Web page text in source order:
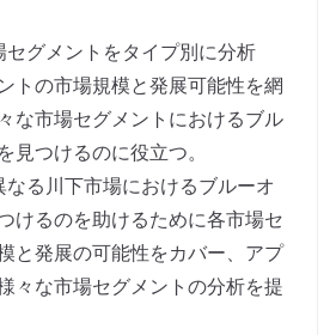
グメントをタイプ別に分析
トの市場規模と発展可能性を網
な市場セグメントにおけるブル
見つけるのに役立つ。
る川下市場におけるブルーオ
けるのを助けるために各市場セ
と発展の可能性をカバー、アプ
々な市場セグメントの分析を提